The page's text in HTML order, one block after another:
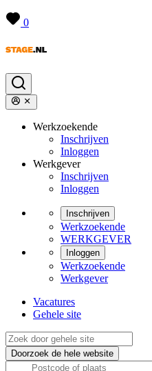
0
Werkzoekende
Inschrijven
Inloggen
Werkgever
Inschrijven
Inloggen
Inschrijven
Werkzoekende
WERKGEVER
Inloggen
Werkzoekende
Werkgever
Vacatures
Gehele site